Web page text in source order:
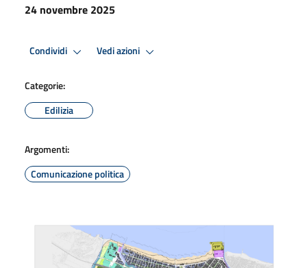
24 novembre 2025
Condividi Vedi azioni
Categorie:
Edilizia
Argomenti:
Comunicazione politica